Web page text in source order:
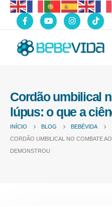
Cordão umbilical
lúpus: o que a
INÍCIO BLOG
BEBÉVIDA
CORDÃO UMBILICAL NO COMBATE
DEMONSTROU